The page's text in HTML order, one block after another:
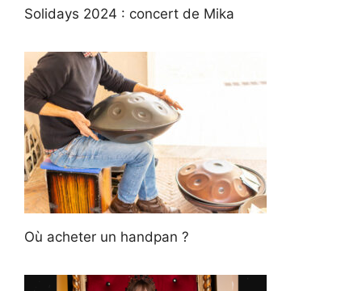
Solidays 2024 : concert de Mika
Où acheter un handpan ?